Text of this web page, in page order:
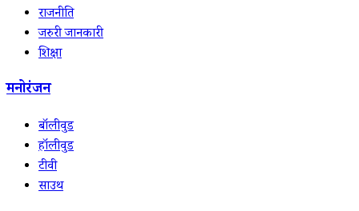
राजनीति
जरुरी जानकारी
शिक्षा
मनोरंजन
बॉलीवुड
हॉलीवुड
टीवी
साउथ